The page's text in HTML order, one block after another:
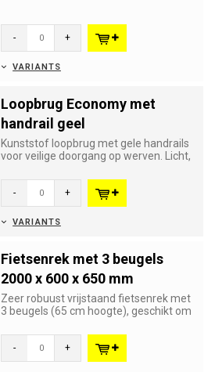
- +
VARIANTS
Loopbrug Economy met
handrail geel
Kunststof loopbrug met gele handrails
voor veilige doorgang op werven. Licht,
- +
VARIANTS
Fietsenrek met 3 beugels
2000 x 600 x 650 mm
Zeer robuust vrijstaand fietsenrek met
3 beugels (65 cm hoogte), geschikt om
- +